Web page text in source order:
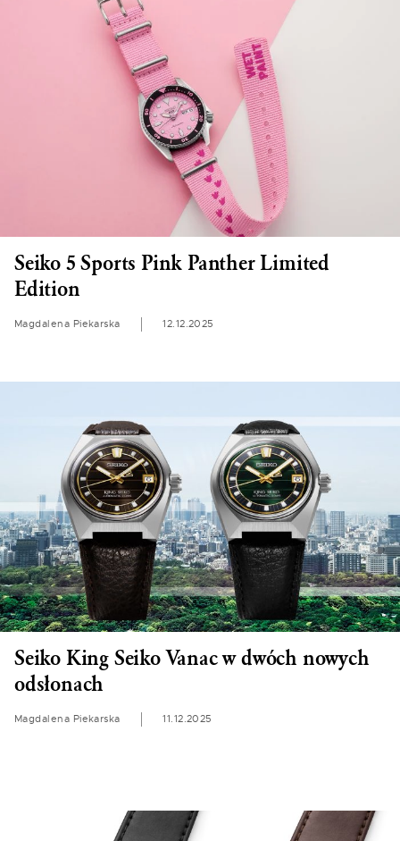
Seiko 5 Sports Pink Panther Limited
Edition
Magdalena Piekarska 12.12.2025
Seiko King Seiko Vanac w dwóch nowych
odsłonach
Magdalena Piekarska 11.12.2025